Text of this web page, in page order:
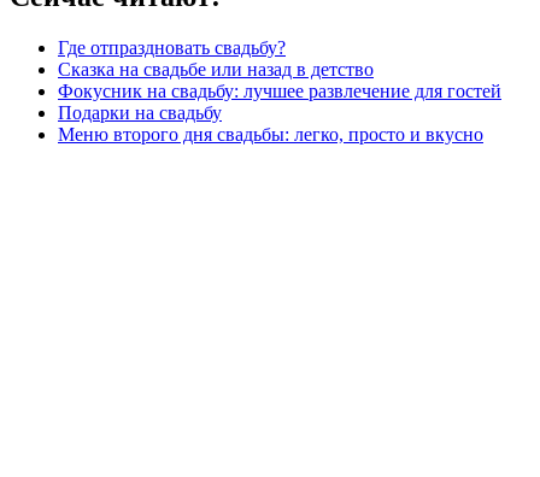
Где отпраздновать свадьбу?
Сказка на свадьбе или назад в детство
Фокусник на свадьбу: лучшее развлечение для гостей
Подарки на свадьбу
Меню второго дня свадьбы: легко, просто и вкусно